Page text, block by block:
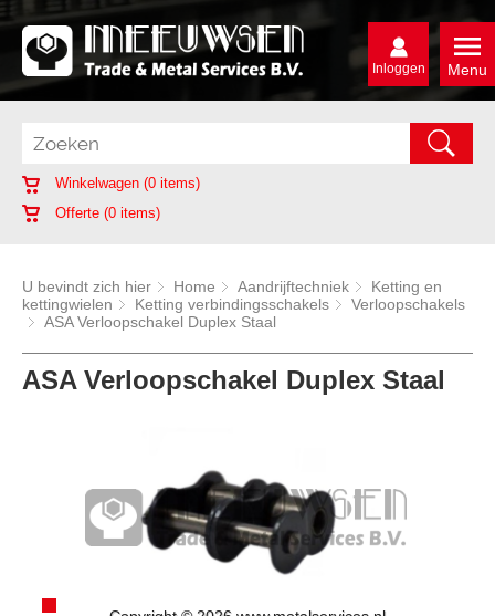
Menu
Inloggen
Winkelwagen (0 items)
Offerte (0 items)
U bevindt zich hier Home Aandrijftechniek
Ketting en
kettingwielen
Ketting verbindingsschakels
Verloopschakels
ASA Verloopschakel Duplex Staal
ASA Verloopschakel Duplex Staal